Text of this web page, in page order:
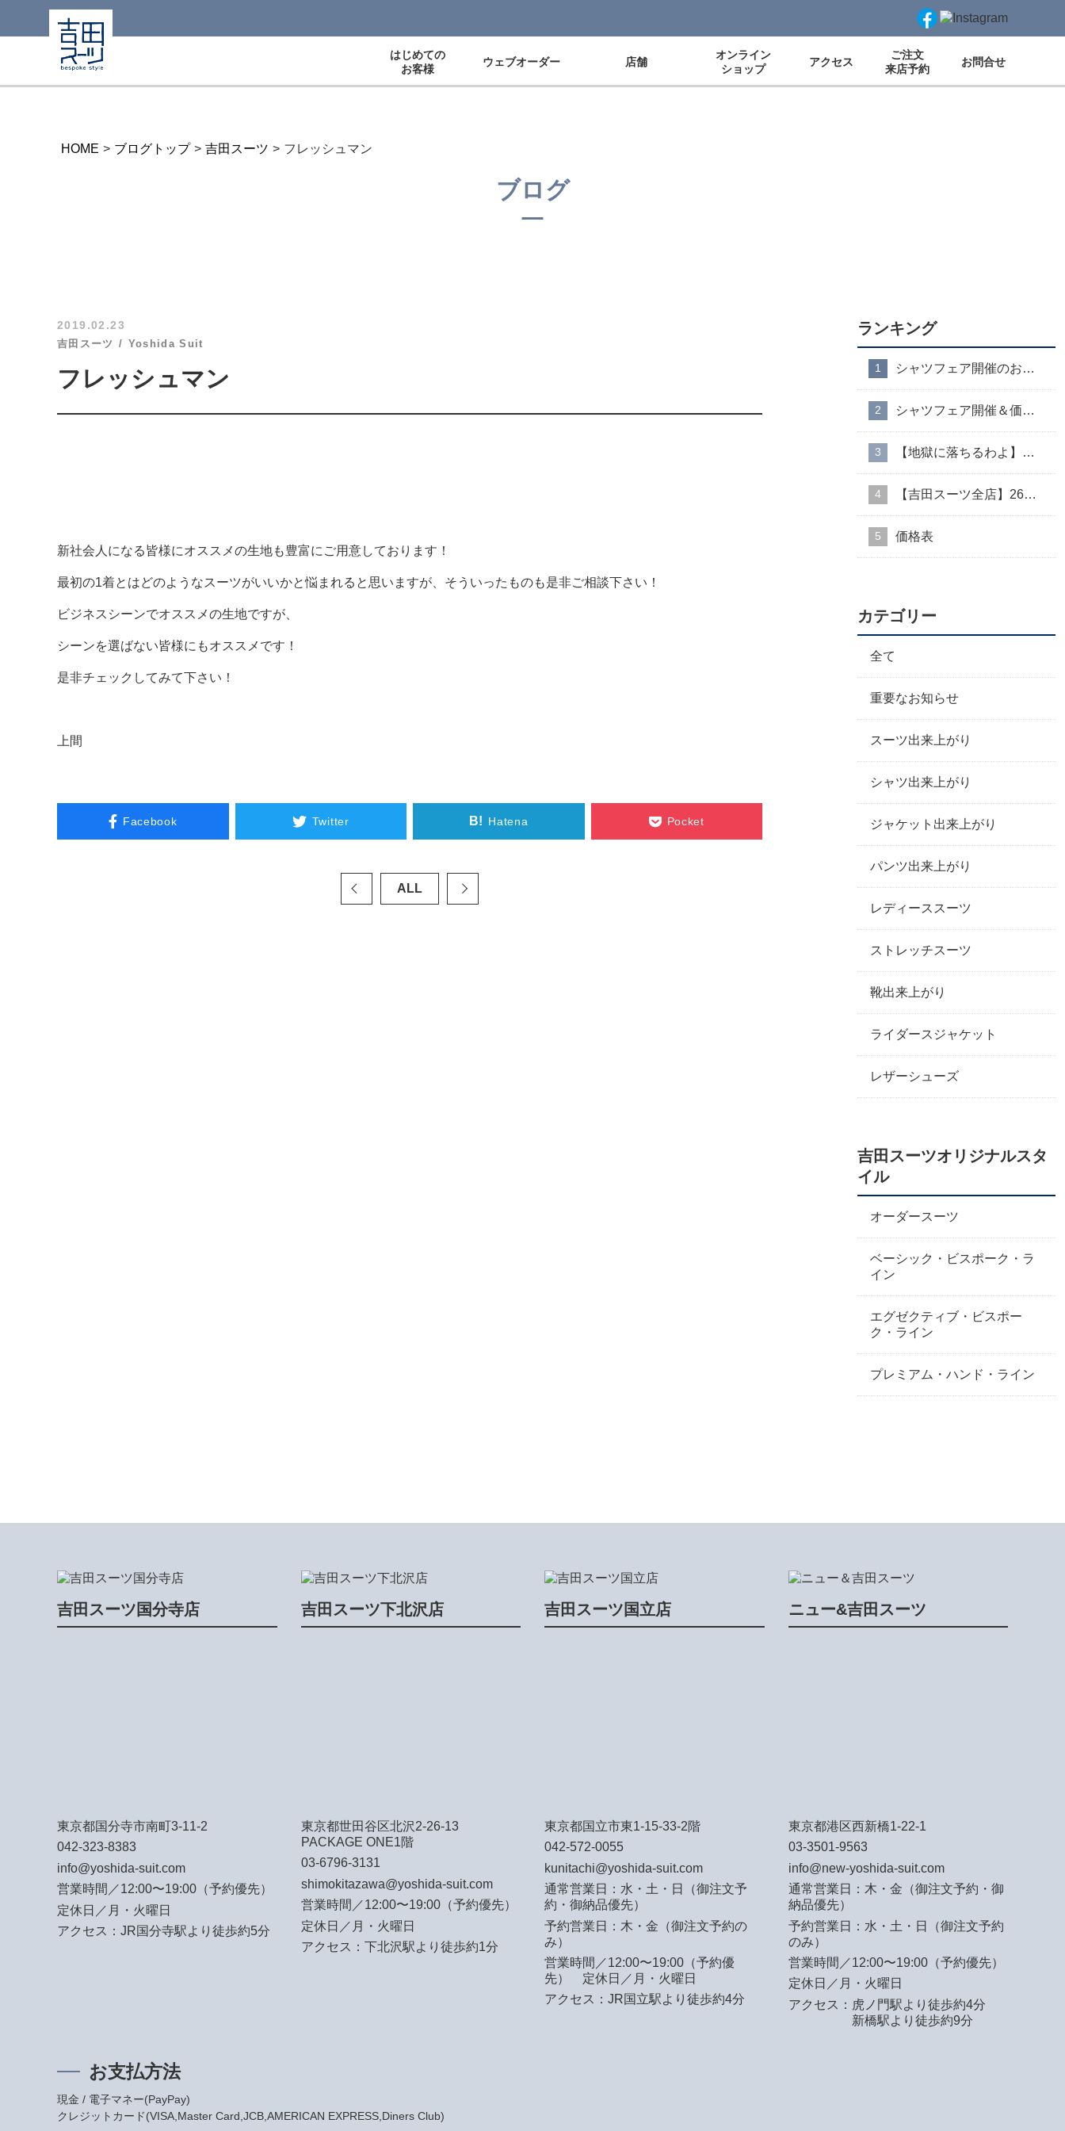
はじめての
お客様
ウェブオーダー 店舗
オンライン
ショップ
アクセス
ご注文
来店予約
お問合せ
HOME > ブログトップ > 吉田スーツ > フレッシュマン
ブログ
2019.02.23
吉田スーツ Yoshida Suit
フレッシュマン
新社会人になる皆様にオススメの生地も豊富にご用意しております！
最初の1着とはどのようなスーツがいいかと悩まれると思いますが、そういったものも是非ご相談下さい！
ビジネスシーンでオススメの生地ですが、
シーンを選ばない皆様にもオススメです！
是非チェックしてみて下さい！
上間
Facebook Twitter B! Hatena Pocket
ALL
ランキング
シャツフェア開催のお知らせ
シャツフェア開催＆価格改定のお知らせ
【地獄に落ちるわよ】衣装協力のお知らせ
【吉田スーツ全店】26AW入荷生地速報②
価格表
カテゴリー
全て
重要なお知らせ
スーツ出来上がり
シャツ出来上がり
ジャケット出来上がり
パンツ出来上がり
レディーススーツ
ストレッチスーツ
靴出来上がり
ライダースジャケット
レザーシューズ
吉田スーツオリジナルスタ
イル
オーダースーツ
ベーシック・ビスポーク・ラ
イン
エグゼクティブ・ビスポー
ク・ライン
プレミアム・ハンド・ライン
吉田スーツ国分寺店
東京都国分寺市南町3-11-2
042-323-8383
info@yoshida-suit.com
営業時間／12:00〜19:00（予約優先）
定休日／月・火曜日
アクセス：JR国分寺駅より徒歩約5分
吉田スーツ下北沢店
東京都世田谷区北沢2-26-13
PACKAGE ONE1階
03-6796-3131
shimokitazawa@yoshida-suit.com
営業時間／12:00〜19:00（予約優先）
定休日／月・火曜日
アクセス：下北沢駅より徒歩約1分
吉田スーツ国立店
東京都国立市東1-15-33-2階
042-572-0055
kunitachi@yoshida-suit.com
通常営業日：水・土・日（御注文予
約・御納品優先）
予約営業日：木・金（御注文予約の
み）
営業時間／12:00〜19:00（予約優
先） 定休日／月・火曜日
アクセス：JR国立駅より徒歩約4分
ニュー&吉田スーツ
東京都港区西新橋1-22-1
03-3501-9563
info@new-yoshida-suit.com
通常営業日：木・金（御注文予約・御
納品優先）
予約営業日：水・土・日（御注文予約
のみ）
営業時間／12:00〜19:00（予約優先）
定休日／月・火曜日
アクセス： 虎ノ門駅より徒歩約4分
新橋駅より徒歩約9分
お支払方法
現金 / 電子マネー(PayPay)
クレジットカード(VISA,Master Card,JCB,AMERICAN EXPRESS,Diners Club)